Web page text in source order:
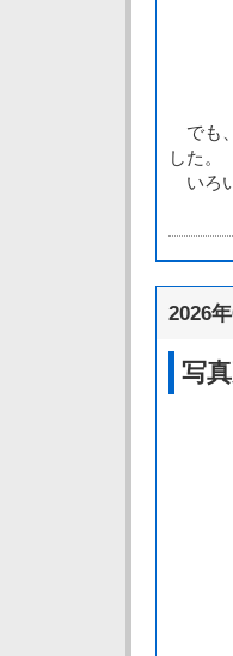
でも
した。
いろ
2026
写